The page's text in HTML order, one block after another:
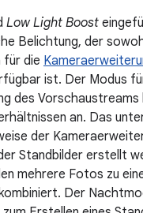
Low Light Boost
Belichtung, der
für die
ist. Der Modus
des Vorschaustreams
an. Das
der
Standbilder erstellt
mehrere Fotos zu
Der